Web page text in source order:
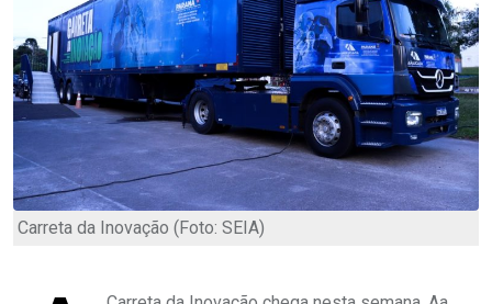
Carreta da Inovação (Foto: SEIA)